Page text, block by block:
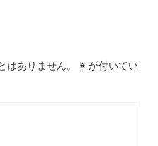
はありません。 ※ が付いてい